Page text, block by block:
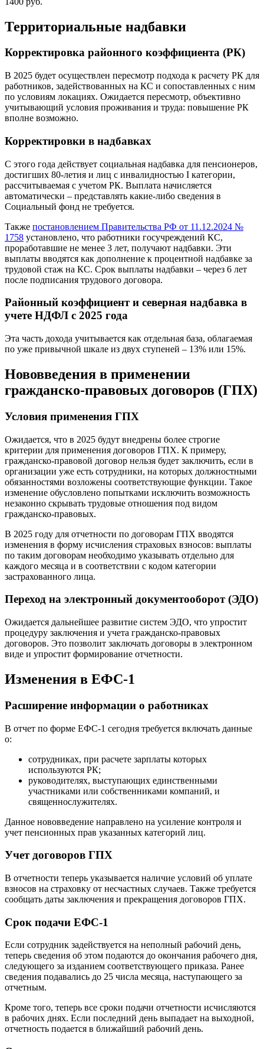
Территориальные надбавки
Корректировка районного коэффициента (РК)
В 2025 будет осуществлен пересмотр подхода к расчету РК для
работников, задействованных на КС и сопоставленных с ним
по условиям локациях. Ожидается пересмотр, объективно
учитывающий условия проживания и труда: повышение РК
вполне возможно.
Корректировки в надбавках
С этого года действует социальная надбавка для пенсионеров,
достигших 80-летия и лиц с инвалидностью I категории,
рассчитываемая с учетом РК. Выплата начисляется
автоматически – представлять какие-либо сведения в
Социальный фонд не требуется.
Также постановлением Правительства РФ от 11.12.2024 №
1758 установлено, что работники госучреждений КС,
проработавшие не менее 3 лет, получают надбавки. Эти
выплаты вводятся как дополнение к процентной надбавке за
трудовой стаж на КС. Срок выплаты надбавки – через 6 лет
после подписания трудового договора.
Районный коэффициент и северная надбавка в
учете НДФЛ с 2025 года
Эта часть дохода учитывается как отдельная база, облагаемая
по уже привычной шкале из двух ступеней – 13% или 15%.
Нововведения в применении
гражданско-правовых договоров (ГПХ)
Условия применения ГПХ
Ожидается, что в 2025 будут внедрены более строгие
критерии для применения договоров ГПХ. К примеру,
гражданско-правовой договор нельзя будет заключить, если в
организации уже есть сотрудники, на которых должностными
обязанностями возложены соответствующие функции. Такое
изменение обусловлено попытками исключить возможность
незаконно скрывать трудовые отношения под видом
гражданско-правовых.
В 2025 году для отчетности по договорам ГПХ вводятся
изменения в форму исчисления страховых взносов: выплаты
по таким договорам необходимо указывать отдельно для
каждого месяца и в соответствии с кодом категории
застрахованного лица.
Переход на электронный документооборот (ЭДО)
Ожидается дальнейшее развитие систем ЭДО, что упростит
процедуру заключения и учета гражданско-правовых
договоров. Это позволит заключать договоры в электронном
виде и упростит формирование отчетности.
Изменения в ЕФС-1
Расширение информации о работниках
В отчет по форме ЕФС-1 сегодня требуется включать данные
о:
сотрудниках, при расчете зарплаты которых
используются РК;
руководителях, выступающих единственными
участниками или собственниками компаний, и
священнослужителях.
Данное нововведение направлено на усиление контроля и
учет пенсионных прав указанных категорий лиц.
Учет договоров ГПХ
В отчетности теперь указывается наличие условий об уплате
взносов на страховку от несчастных случаев. Также требуется
сообщать даты заключения и прекращения договоров ГПХ.
Срок подачи ЕФС-1
Если сотрудник задействуется на неполный рабочий день,
теперь сведения об этом подаются до окончания рабочего дня,
следующего за изданием соответствующего приказа. Ранее
сведения подавались до 25 числа месяца, наступающего за
отчетным.
Кроме того, теперь все сроки подачи отчетности исчисляются
в рабочих днях. Если последний день выпадает на выходной,
отчетность подается в ближайший рабочий день.